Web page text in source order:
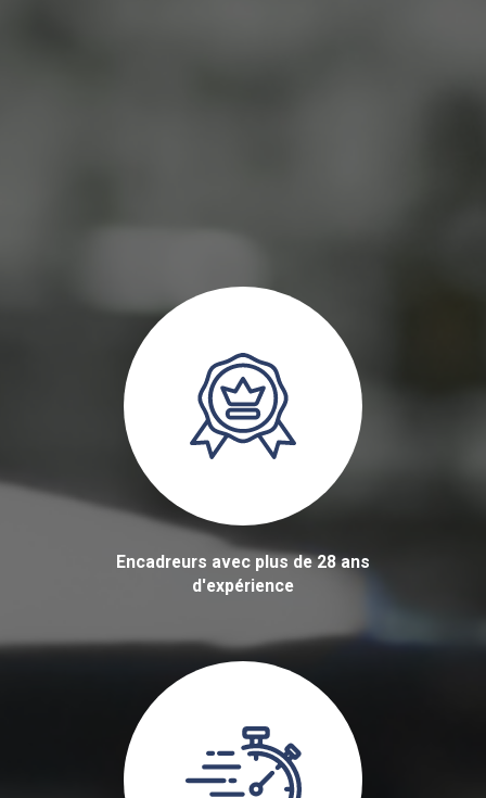
Encadreurs avec plus de 28 ans
d'expérience